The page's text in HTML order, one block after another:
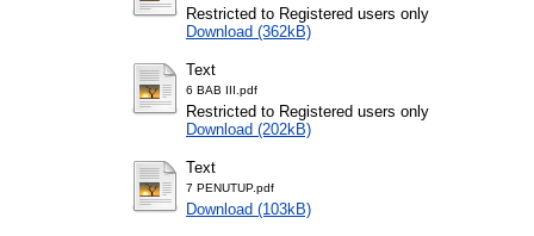
Restricted to Registered users only
Download (362kB)
Text
6 BAB III.pdf
Restricted to Registered users only
Download (202kB)
Text
7 PENUTUP.pdf
Download (103kB)